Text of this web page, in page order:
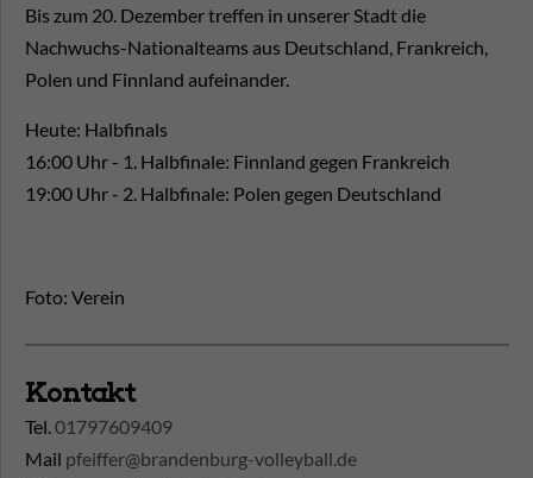
Bis zum 20. Dezember treffen in unserer Stadt die
Nachwuchs-Nationalteams aus Deutschland, Frankreich,
Polen und Finnland aufeinander.
Heute: Halbfinals
16:00 Uhr - 1. Halbfinale: Finnland gegen Frankreich
19:00 Uhr - 2. Halbfinale: Polen gegen Deutschland
Foto: Verein
Kontakt
Tel.01797609409
Mail pfeiffer@brandenburg-volleyball.de